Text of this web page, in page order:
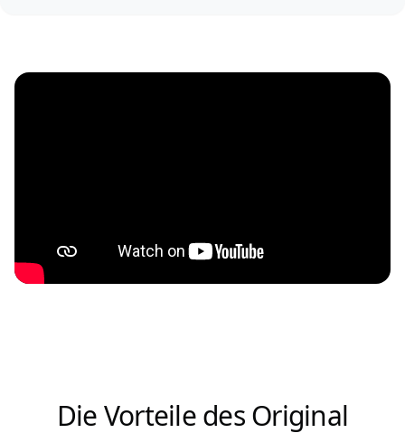
Die Vorteile des Original